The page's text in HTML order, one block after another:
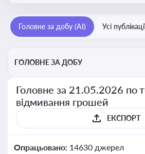
сплати податків. Вбудовування AML у
Головне за добу (AI) Усі
ГОЛОВНЕ ЗА ДОБУ
Головне за 21.05.2026 по
відмивання грошей
ЕКСПОРТ
Опрацьовано: 14630 джерел